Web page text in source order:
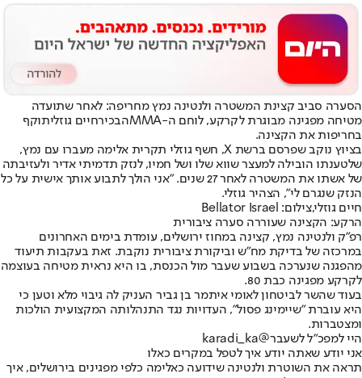
הסערה סביב קצינת המשטרה ולנטינה נמץ מחריפה: לאחר שתועדה
מטיחה מפגינה מבוגרת לקרקע, לוחם ה-MMAהבכירחיים גוזליתוקף
בחריפות את הקצינה.
בציוץ נוקב שפרסם ברשת X, חשף גוזלי תקרית אלימה מעברו עם נמץ,
שלטענתו הובילה למעצר שווא שלו ושל חמיו, לנזק תדמיתי אדיר ולעזיבתה
של אשתו את המשטרה לאחר 27 שנים. "אני הולך לתבוע אותך אישית על כל
הנזק שנגרם לי", הצהיר גוזלי.
חיים גוזלי,צילום: Bellator Israel
הרקע: הקצינה שעוררה סערה ציבורית
רפ"ק ולנטינה נמץ, קצינה במחוז ירושלים, עומדת בימים האחרונים
במרכזה של בדיקת מח"ש וביקורת ציבורית נוקבת. זאת בעקבות תיעוד
מהפגנה שנערכה בשבוע שעבר מול הכנסת, בו היא נראית מטיחה בעוצמה
לקרקע מפגינה כבת 80.
בעוד שהשר לביטחון לאומי איתמר בן גביר העניק לה גיבוי מלא וטען כי
היא עוברת "שיימינג פסול", העדויות נגד התנהלותה המקצועית הולכות
ומצטברות.
היי למפכ"ל לשעבר@karadi_ka
אני יודע שאתה יודע איך לטפל במקרים כאלו
תראה את השוטרת ולנטינה שידועה כאלימה כלפי מפגינים בירושלים, איך